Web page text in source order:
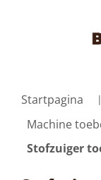
Startpagina
Machine
Stofzuiger